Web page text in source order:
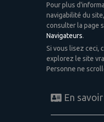
Pour plus
navigabilité du
consulter la page
Navigateurs.
Si vous lisez ceci,
explorez le site
Personne ne
En